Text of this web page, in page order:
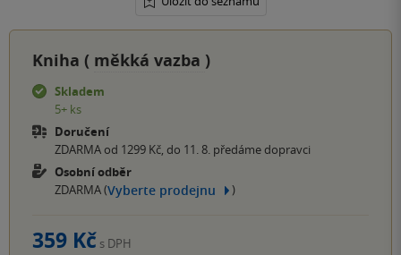
Kniha ( měkká vazba )
Skladem
5+ ks
Doručení
ZDARMA od 1299 Kč, do 11. 8. předáme dopravci
Osobní odběr
ZDARMA (Vyberte prodejnu )
359 Kč s DPH